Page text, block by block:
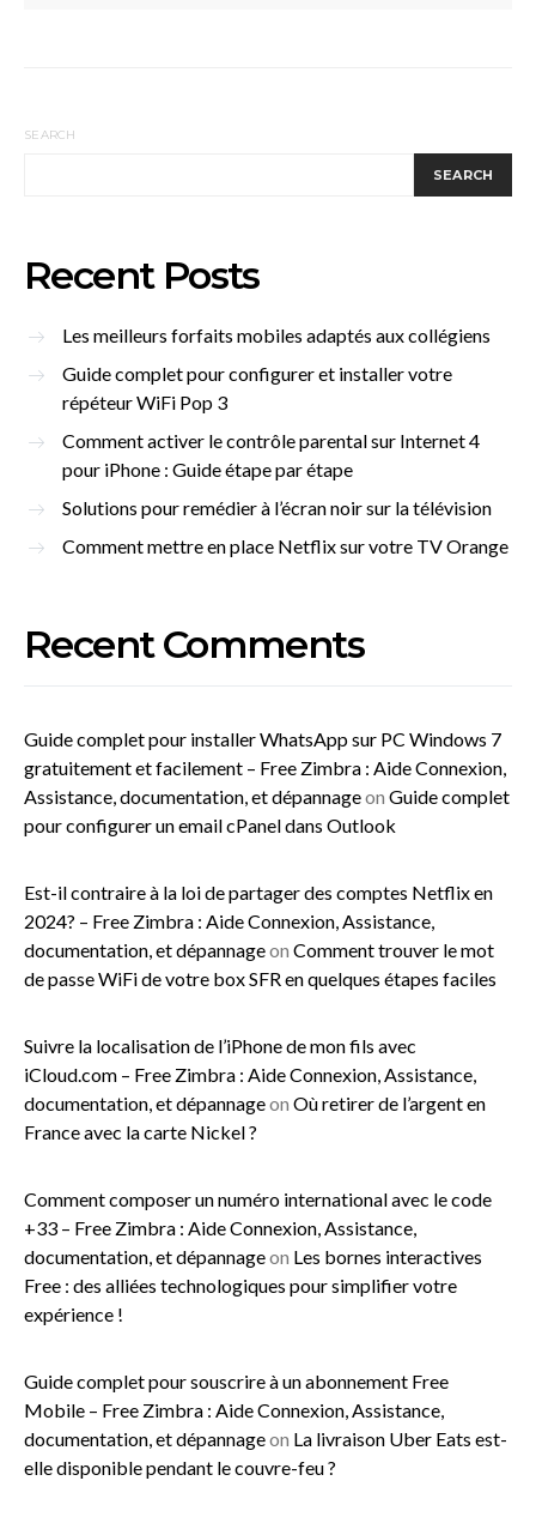
SEARCH
SEARCH
Recent Posts
Les meilleurs forfaits mobiles adaptés aux collégiens
Guide complet pour configurer et installer votre
répéteur WiFi Pop 3
Comment activer le contrôle parental sur Internet 4
pour iPhone : Guide étape par étape
Solutions pour remédier à l’écran noir sur la télévision
Comment mettre en place Netflix sur votre TV Orange
Recent Comments
Guide complet pour installer WhatsApp sur PC Windows 7
gratuitement et facilement – Free Zimbra : Aide Connexion,
Assistance, documentation, et dépannageon Guide complet
pour configurer un email cPanel dans Outlook
Est-il contraire à la loi de partager des comptes Netflix en
2024? – Free Zimbra : Aide Connexion, Assistance,
documentation, et dépannageon Comment trouver le mot
de passe WiFi de votre box SFR en quelques étapes faciles
Suivre la localisation de l’iPhone de mon fils avec
iCloud.com – Free Zimbra : Aide Connexion, Assistance,
documentation, et dépannageon Où retirer de l’argent en
France avec la carte Nickel ?
Comment composer un numéro international avec le code
+33 – Free Zimbra : Aide Connexion, Assistance,
documentation, et dépannageon Les bornes interactives
Free : des alliées technologiques pour simplifier votre
expérience !
Guide complet pour souscrire à un abonnement Free
Mobile – Free Zimbra : Aide Connexion, Assistance,
documentation, et dépannageon La livraison Uber Eats est-
elle disponible pendant le couvre-feu ?